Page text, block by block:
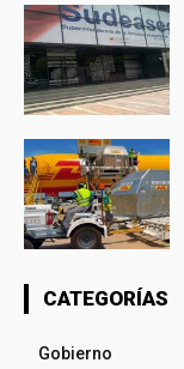
CATEGORÍAS
Gobierno